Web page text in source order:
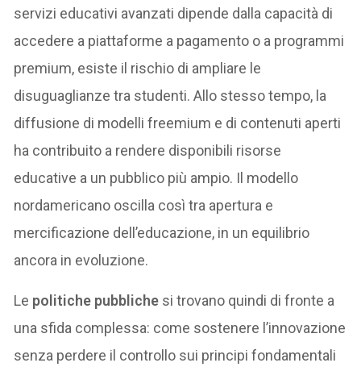
servizi educativi avanzati dipende dalla capacità di
accedere a piattaforme a pagamento o a programmi
premium, esiste il rischio di ampliare le
disuguaglianze tra studenti. Allo stesso tempo, la
diffusione di modelli freemium e di contenuti aperti
ha contribuito a rendere disponibili risorse
educative a un pubblico più ampio. Il modello
nordamericano oscilla così tra apertura e
mercificazione dell’educazione, in un equilibrio
ancora in evoluzione.
Le politiche pubbliche si trovano quindi di fronte a
una sfida complessa: come sostenere l’innovazione
senza perdere il controllo sui principi fondamentali